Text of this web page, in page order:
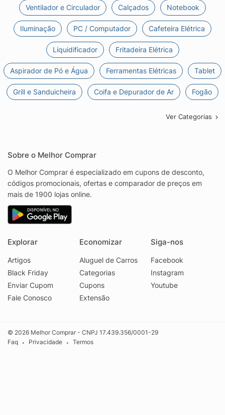
Ventilador e Circulador Calçados Notebook
Iluminação PC / Computador Cafeteira Elétrica
Liquidificador Fritadeira Elétrica
Aspirador de Pó e Água Ferramentas Elétricas Tablet
Grill e Sanduicheira Coifa e Depurador de Ar Fogão
Ver Categorias
Sobre o Melhor Comprar
O Melhor Comprar é especializado em cupons de desconto,
códigos promocionais, ofertas e comparador de preços em
mais de 1900 lojas online.
Explorar
Artigos
Black Friday
Enviar Cupom
Fale Conosco
Economizar
Aluguel de Carros
Categorias
Cupons
Extensão
Siga-nos
Facebook
Instagram
Youtube
© 2026 Melhor Comprar - CNPJ 17.439.356/0001-29
Faq
• Privacidade • Termos